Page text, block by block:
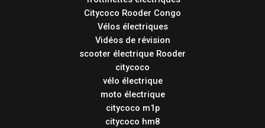
Citycoco Rooder Congo
Vélos électriques
Vidéos de révision
scooter électrique Rooder
citycoco
vélo électrique
moto électrique
citycoco m1p
citycoco hm8